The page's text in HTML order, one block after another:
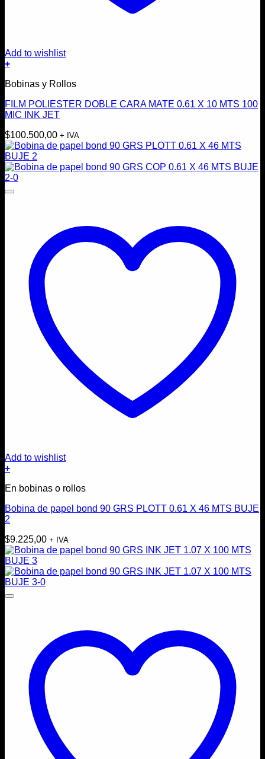
Add to wishlist
+
Bobinas y Rollos
FILM POLIESTER DOBLE CARA MATE 0.61 X 10 MTS 100
MIC INK JET
$100.500,00 + IVA
Add to wishlist
+
En bobinas o rollos
Bobina de papel bond 90 GRS PLOTT 0.61 X 46 MTS BUJE
2
$9.225,00 + IVA